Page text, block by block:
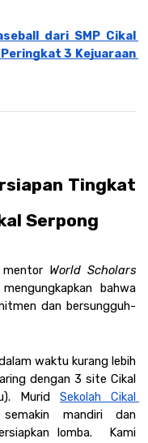
dari SMP Cikal
3 Kejuaraan
Tingkat
Serpong
World Scholars
bahwa
dan bersungguh-
waktu kurang lebih
dengan 3 site Cikal
Murid Sekolah Cikal
mandiri dan
lomba.  Kami